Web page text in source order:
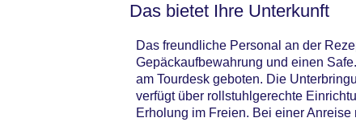
Das bietet Ihre Unterkunft
Das freundliche Personal an der
Gepäckaufbewahrung und einen
am Tourdesk geboten. Die
verfügt über rollstuhlgerechte
Erholung im Freien. Bei einer